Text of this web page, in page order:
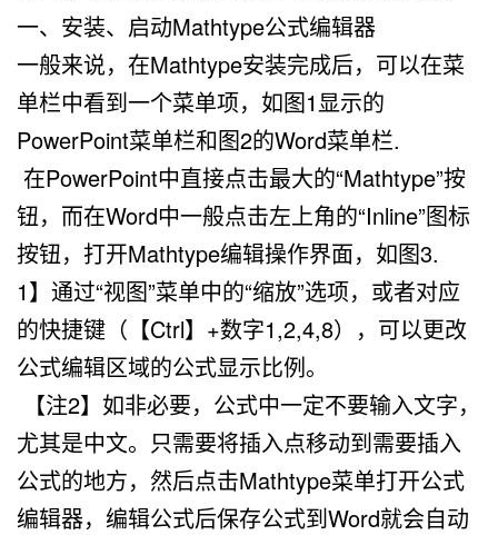
一、安装、启动Mathtype公式编辑器
一般来说，在Mathtype安装完成后，可以在菜
单栏中看到一个菜单项，如图1显示的
PowerPoint菜单栏和图2的Word菜单栏.
在PowerPoint中直接点击最大的“Mathtype”按
钮，而在Word中一般点击左上角的“Inline”图标
按钮，打开Mathtype编辑操作界面，如图3.
1】通过“视图”菜单中的“缩放”选项，或者对应
的快捷键（【Ctrl】+数字1,2,4,8），可以更改
公式编辑区域的公式显示比例。
【注2】如非必要，公式中一定不要输入文字，
尤其是中文。只需要将插入点移动到需要插入
公式的地方，然后点击Mathtype菜单打开公式
编辑器，编辑公式后保存公式到Word就会自动